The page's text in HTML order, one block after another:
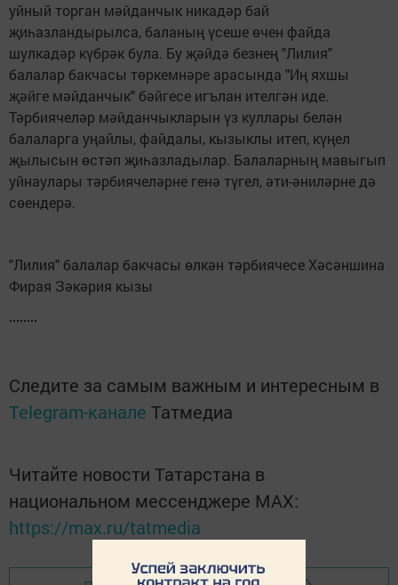
уйный торган мәйданчык никадәр бай
җиһазландырылса, баланың үсеше өчен файда
шулкадәр күбрәк була. Бу җәйдә безнең "Лилия"
балалар бакчасы төркемнәре арасында "Иң яхшы
җәйге мәйданчык" бәйгесе игълан ителгән иде.
Тәрбиячеләр мәйданчыкларын үз куллары белән
балаларга уңайлы, файдалы, кызыклы итеп, күңел
җылысын өстәп җиһазладылар. Балаларның мавыгып
уйнаулары тәрбиячеләрне генә түгел, әти-әниләрне дә
сөендерә.
"Лилия" балалар бакчасы өлкән тәрбиячесе Хәсәншина
Фирая Зәкәрия кызы
Следите за самым важным и интересным в
Telegram-канале Татмедиа
Читайте новости Татарстана в
национальном мессенджере MАХ:
https://max.ru/tatmedia